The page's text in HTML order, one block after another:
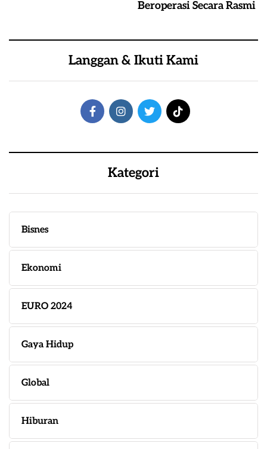
Beroperasi Secara Rasmi
Langgan & Ikuti Kami
Kategori
Bisnes
Ekonomi
EURO 2024
Gaya Hidup
Global
Hiburan